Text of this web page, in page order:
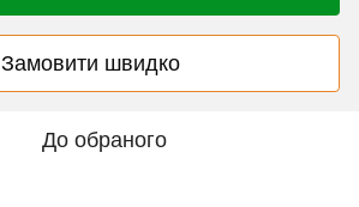
Замовити швидко
До обраного